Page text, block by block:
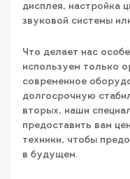
дисплея, настройка
звуковой системы
Что делает нас
используем только
современное
долгосрочную
вторых, наши
предоставить вам
техники, чтобы
в будущем.